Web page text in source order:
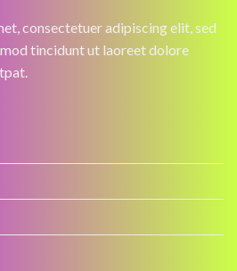
consectetuer adipiscing elit, sed
tincidunt ut laoreet dolore